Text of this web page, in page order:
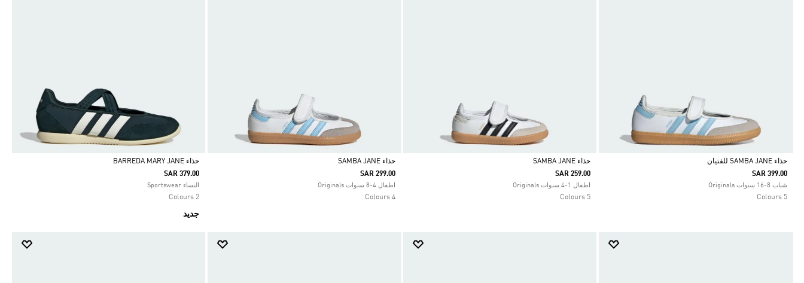
Selected
حذاء SAMBA JANE للفتيان
SAR 399.00
شباب 8-16 سنوات Originals
5 Colours
Selected
حذاء SAMBA JANE
SAR 259.00
اطفال 1-4 سنوات Originals
5 Colours
Selected
حذاء SAMBA JANE
SAR 299.00
اطفال 4-8 سنوات Originals
4 Colours
Selected
حذاء BARREDA MARY JANE
SAR 379.00
النساء Sportswear
2 Colours
جديد